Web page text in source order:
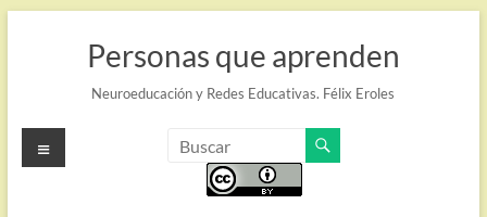
Personas que aprenden
Neuroeducación y Redes Educativas. Félix Eroles
Menú